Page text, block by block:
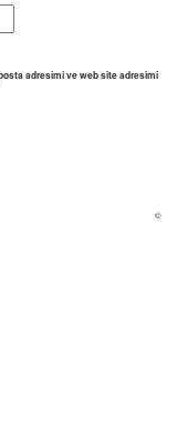
adresimi ve web site adresimi
©